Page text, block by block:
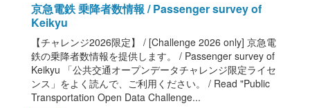
京急電鉄 乗降者数情報 / Passenger survey of
Keikyu
【チャレンジ2026限定】 / [Challenge 2026 only] 京急電
鉄の乗降者数情報を提供します。 / Passenger survey of
Keikyu 「公共交通オープンデータチャレンジ限定ライセ
ンス」をよく読んで、ご利用ください。 / Read "Public
Transportation Open Data Challenge...